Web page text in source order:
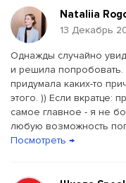
Nataliia
13 Декабрь
Однажды случайно
и решила попробовать.
придумала каких-то
этого. )) Если вкратце:
самое главное - я не
любую возможность
Посмотреть →